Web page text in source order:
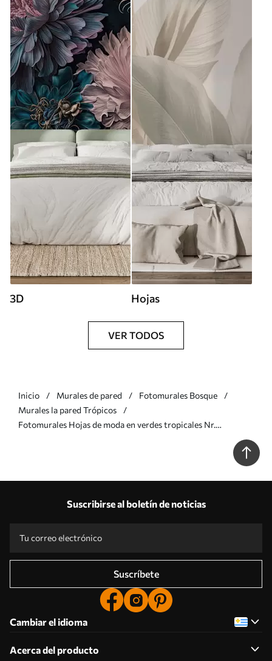
3D Hojas
VER TODOS
Inicio Murales de pared
Fotomurales Bosque
Murales la pared Trópicos
Fotomurales Hojas de moda en verdes tropicales Nr.
Suscribirse al boletín de noticias
Suscríbete
Cambiar el idioma
Acerca del producto